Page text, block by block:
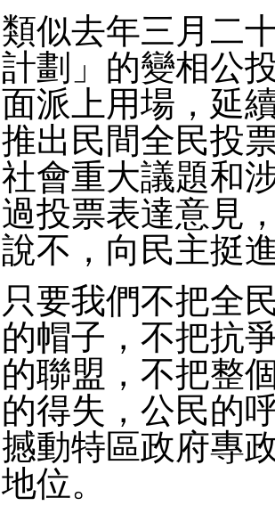
類似去年三月二
計劃」的變相公
面派上用場，延
推出民間全民投
社會重大議題和
過投票表達意見
說不，向民主挺進
只要我們不把全
的帽子，不把抗
的聯盟，不把整
的得失，公民的
撼動特區政府專
地位。